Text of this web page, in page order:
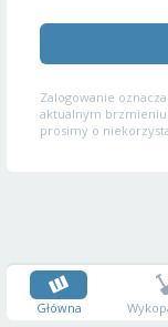
Zalogowanie
aktualnym
prosimy o
Główna